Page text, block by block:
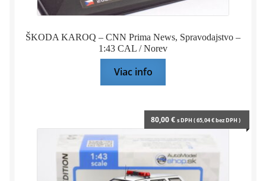
ŠKODA KAROQ – CNN Prima News, Spravodajstvo –
1:43 CAL / Norev
Viac info
80,00€ s DPH (65,04€bez DPH )